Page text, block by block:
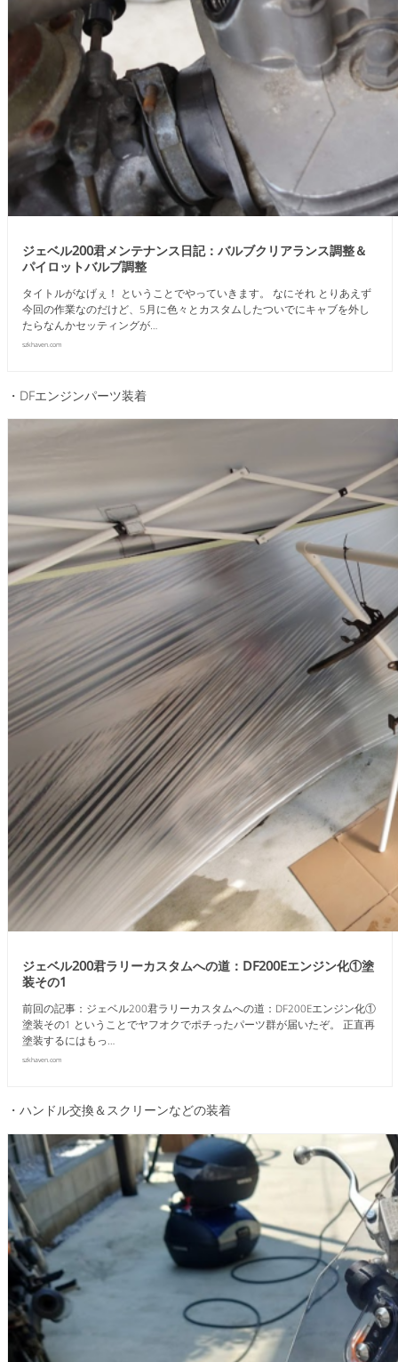
ジェベル200君メンテナンス日記：バルブクリアランス調整＆
パイロットバルブ調整
タイトルがなげぇ！ ということでやっていきます。 なにそれ とりあえず
今回の作業なのだけど、5月に色々とカスタムしたついでにキャブを外し
たらなんかセッティングが…
szkhaven.com
・DFエンジンパーツ装着
ジェベル200君ラリーカスタムへの道：DF200Eエンジン化①塗
装その1
前回の記事：ジェベル200君ラリーカスタムへの道：DF200Eエンジン化①
塗装その1 ということでヤフオクでポチったパーツ群が届いたぞ。 正直再
塗装するにはもっ…
szkhaven.com
・ハンドル交換＆スクリーンなどの装着